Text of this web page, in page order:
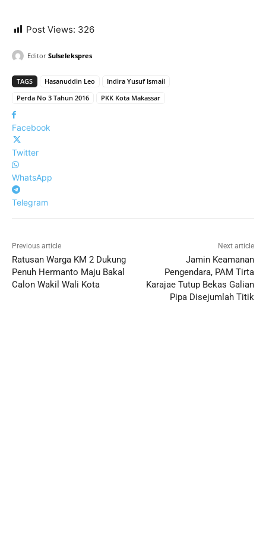
Post Views: 326
Editor Sulselekspres
TAGS Hasanuddin Leo
Indira Yusuf Ismail
Perda No 3 Tahun 2016
PKK Kota Makassar
Facebook
Twitter
WhatsApp
Telegram
Previous article
Ratusan Warga KM 2 Dukung
Penuh Hermanto Maju Bakal
Calon Wakil Wali Kota
Next article
Jamin Keamanan
Pengendara, PAM Tirta
Karajae Tutup Bekas Galian
Pipa Disejumlah Titik